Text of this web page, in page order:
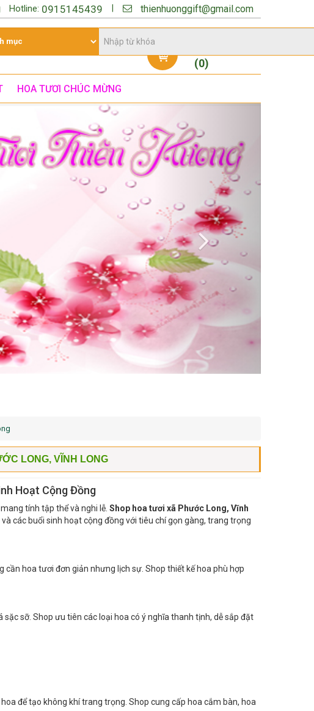
Hotline: 0915145439 thienhuonggift@gmail.com
(0)
HOA TƯƠI CHÚC MỪNG
LONG, VĨNH LONG
Hoạt Cộng Đồng
tính tập thể và nghi lễ. Shop hoa tươi xã Phước Long, Vĩnh
các buổi sinh hoạt cộng đồng với tiêu chí gọn gàng, trang trọng
hoa tươi đơn giản nhưng lịch sự. Shop thiết kế hoa phù hợp
sỡ. Shop ưu tiên các loại hoa có ý nghĩa thanh tịnh, dễ sắp đặt
để tạo không khí trang trọng. Shop cung cấp hoa cắm bàn, hoa